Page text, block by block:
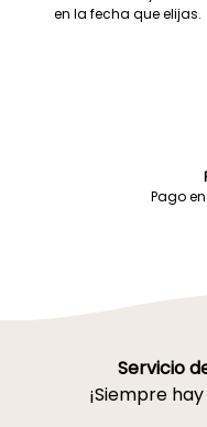
en la fecha que elijas.
Pago
Servicio
¡Siempre